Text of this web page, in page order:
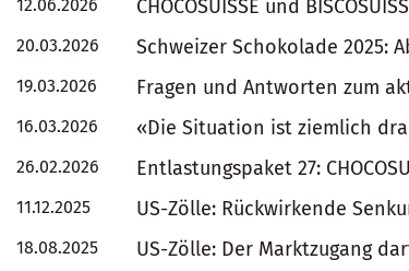
12.06.2026 CHOCOSUISSE und
20.03.2026 Schweizer Schokolade 2025:
19.03.2026 Fragen und Antworten zum
16.03.2026 «Die Situation ist ziemlich
26.02.2026 Entlastungspaket 27:
11.12.2025 US-Zölle: Rückwirkende
18.08.2025 US-Zölle: Der Marktzugang